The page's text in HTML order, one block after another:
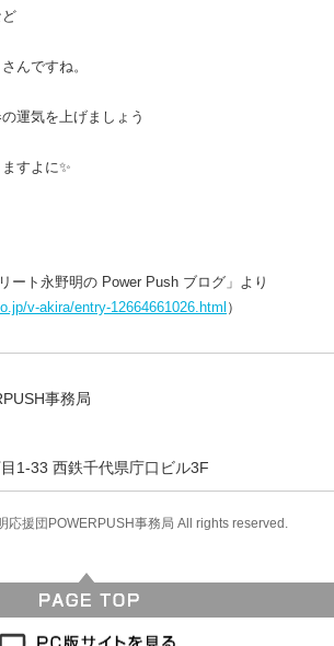
んですね。
運気を上げましょう
すよに✨
ート永野明の Power Push ブログ」より
v-akira/entry-12664661026.html ）
事務局
1-33 西鉄千代県庁口ビル3F
応援団POWERPUSH事務局 All rights reserved.